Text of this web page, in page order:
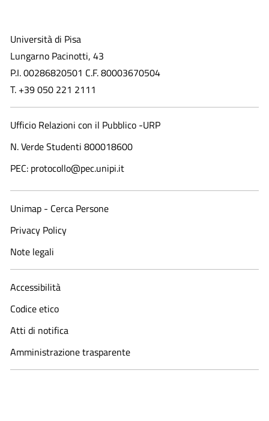
Università di Pisa
Lungarno Pacinotti, 43
P.I. 00286820501 C.F. 80003670504
T. +39 050 221 2111
Ufficio Relazioni con il Pubblico -URP
N. Verde Studenti 800018600​
PEC: protocollo@pec.unipi.it
Unimap - Cerca Persone
Privacy Policy
Note legali
Accessibilità
Codice etico
Atti di notifica
Amministrazione trasparente